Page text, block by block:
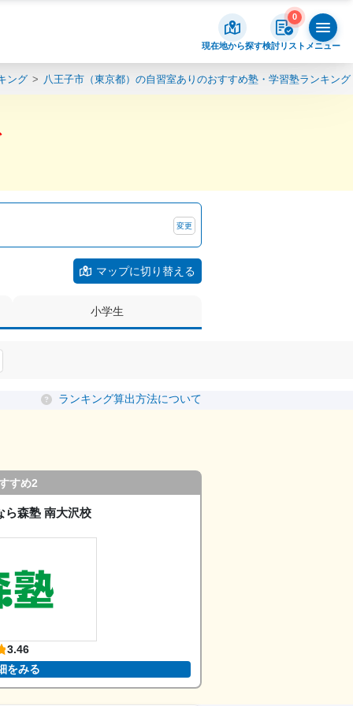
現在地から探す
0
検討リスト メニュー
ング 八王子市（東京都）の自習室ありのおすすめ塾・学習塾ランキング
変更
マップに切り替える
小学生
ランキング算出方法について
すめ2
ら森塾 南大沢校
3.46
をみる